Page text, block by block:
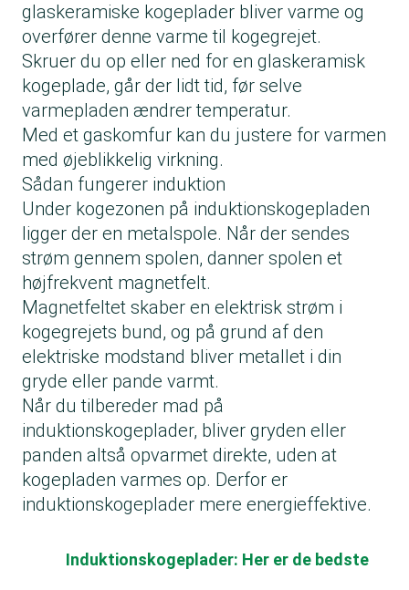
glaskeramiske kogeplader bliver varme og
overfører denne varme til kogegrejet.
Skruer du op eller ned for en glaskeramisk
kogeplade, går der lidt tid, før selve
varmepladen ændrer temperatur.
Med et gaskomfur kan du justere for varmen
med øjeblikkelig virkning.
Sådan fungerer induktion
Under kogezonen på induktionskogepladen
ligger der en metalspole. Når der sendes
strøm gennem spolen, danner spolen et
højfrekvent magnetfelt.
Magnetfeltet skaber en elektrisk strøm i
kogegrejets bund, og på grund af den
elektriske modstand bliver metallet i din
gryde eller pande varmt.
Når du tilbereder mad på
induktionskogeplader, bliver gryden eller
panden altså opvarmet direkte, uden at
kogepladen varmes op. Derfor er
induktionskogeplader mere energieffektive.
Induktionskogeplader: Her er de bedste